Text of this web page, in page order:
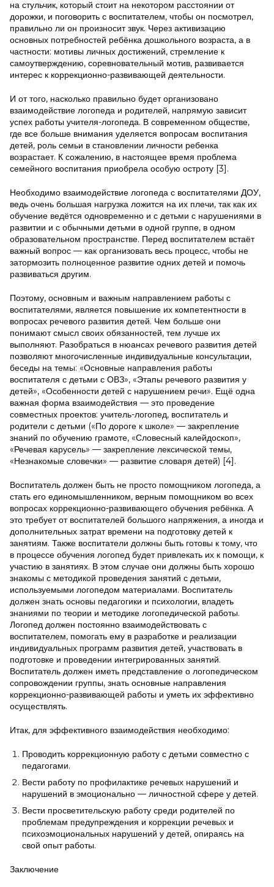
на стульчик, который стоит на некотором расстоянии от
дорожки, и поговорить с воспитателем, чтобы он посмотрел,
правильно ли он произносит звук. Через активизацию
основных потребностей ребёнка дошкольного возраста, а в
частности: мотивы личных достижений, стремление к
самоутверждению, соревновательный мотив, развивается
интерес к коррекционно-развивающей деятельности.
И от того, насколько правильно будет организовано
взаимодействие логопеда и родителей, напрямую зависит
успех работы учителя-логопеда. В современном обществе,
где все больше внимания уделяется вопросам воспитания
детей, роль семьи в становлении личности ребенка
возрастает. К сожалению, в настоящее время проблема
семейного воспитания приобрела особую остроту [3].
Необходимо взаимодействие логопеда с воспитателями ДОУ,
ведь очень большая нагрузка ложится на их плечи, так как их
обучение ведётся одновременно и с детьми с нарушениями в
развитии и с обычными детьми в одной группе, в одном
образовательном пространстве. Перед воспитателем встаёт
важный вопрос — как организовать весь процесс, чтобы не
затормозить полноценное развитие одних детей и помочь
развиваться другим.
Поэтому, основным и важным направлением работы с
воспитателями, является повышение их компетентности в
вопросах речевого развития детей. Чем больше они
понимают смысл своих обязанностей, тем лучше их
выполняют. Разобраться в нюансах речевого развития детей
позволяют многочисленные индивидуальные консультации,
беседы на темы: «Основные направления работы
воспитателя с детьми с ОВЗ», «Этапы речевого развития у
детей», «Особенности детей с нарушением речи». Ещё одна
важная форма взаимодействия — это проведение
совместных проектов: учитель-логопед, воспитатель и
родители с детьми («По дороге к школе» — закрепление
знаний по обучению грамоте, «Словесный калейдоскоп»,
«Речевая карусель» — закрепление лексической темы,
«Незнакомые словечки» — развитие словаря детей) [4].
Воспитатель должен быть не просто помощником логопеда, а
стать его единомышленником, верным помощником во всех
вопросах коррекционно-развивающего обучения ребёнка. А
это требует от воспитателей большого напряжения, а иногда и
дополнительных затрат времени на подготовку детей к
занятиям. Также воспитатели должны быть готовы к тому, что
в процессе обучения логопед будет привлекать их к помощи, к
участию в занятиях. В этом случае они должны быть хорошо
знакомы с методикой проведения занятий с детьми,
используемыми логопедом материалами. Воспитатель
должен знать основы педагогики и психологии, владеть
знаниями по теории и методике логопедической работы.
Логопед должен постоянно взаимодействовать с
воспитателем, помогать ему в разработке и реализации
индивидуальных программ развития детей, участвовать в
подготовке и проведении интегрированных занятий.
Воспитатель должен иметь представление о логопедическом
сопровождении группы, знать основные направления
коррекционно-развивающей работы и уметь их эффективно
осуществлять.
Итак, для эффективного взаимодействия необходимо:
Проводить коррекционную работу с детьми совместно с
педагогами.
Вести работу по профилактике речевых нарушений и
нарушений в эмоционально — личностной сфере у детей.
Вести просветительскую работу среди родителей по
проблемам предупреждения и коррекции речевых и
психоэмоциональных нарушений у детей, опираясь на
свой опыт работы.
Заключение